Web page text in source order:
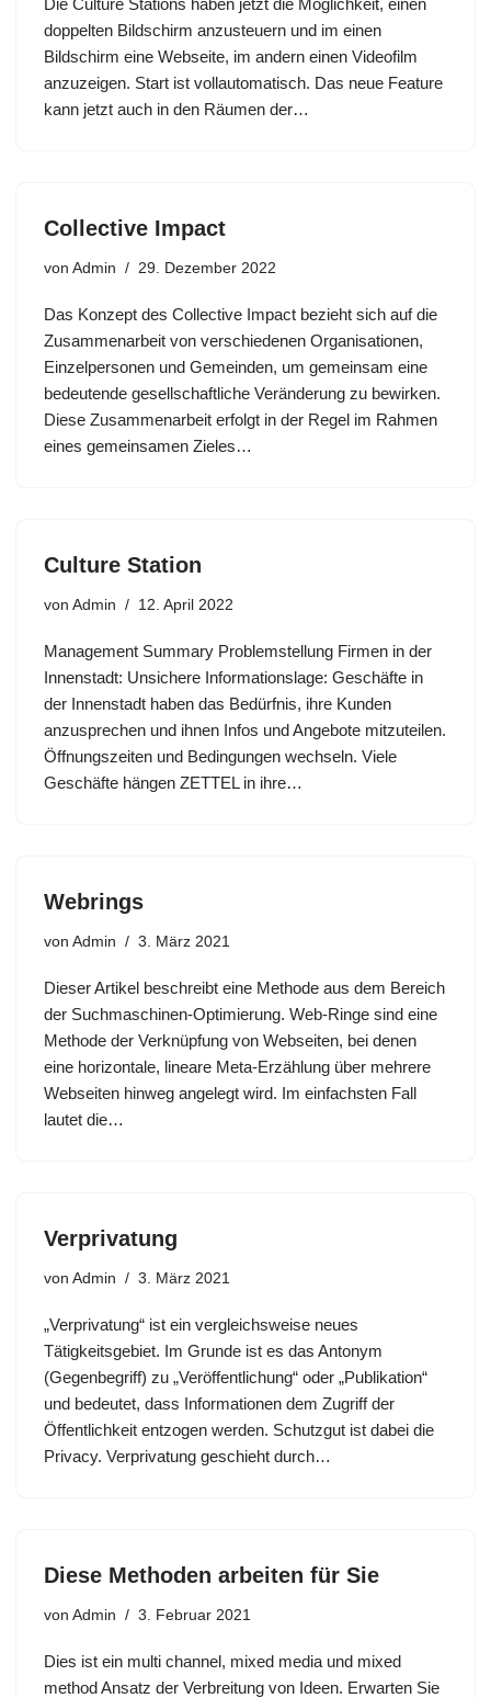
doppelten Bildschirm anzusteuern und im einen
Bildschirm eine Webseite, im andern einen Videofilm
anzuzeigen. Start ist vollautomatisch. Das neue Feature
kann jetzt auch in den Räumen der…
Collective Impact
von Admin 29. Dezember 2022
Das Konzept des Collective Impact bezieht sich auf die
Zusammenarbeit von verschiedenen Organisationen,
Einzelpersonen und Gemeinden, um gemeinsam eine
bedeutende gesellschaftliche Veränderung zu bewirken.
Diese Zusammenarbeit erfolgt in der Regel im Rahmen
eines gemeinsamen Zieles…
Culture Station
von Admin 12. April 2022
Management Summary Problemstellung Firmen in der
Innenstadt: Unsichere Informationslage: Geschäfte in
der Innenstadt haben das Bedürfnis, ihre Kunden
anzusprechen und ihnen Infos und Angebote mitzuteilen.
Öffnungszeiten und Bedingungen wechseln. Viele
Geschäfte hängen ZETTEL in ihre…
Webrings
von Admin 3. März 2021
Dieser Artikel beschreibt eine Methode aus dem Bereich
der Suchmaschinen-Optimierung. Web-Ringe sind eine
Methode der Verknüpfung von Webseiten, bei denen
eine horizontale, lineare Meta-Erzählung über mehrere
Webseiten hinweg angelegt wird. Im einfachsten Fall
lautet die…
Verprivatung
von Admin 3. März 2021
„Verprivatung“ ist ein vergleichsweise neues
Tätigkeitsgebiet. Im Grunde ist es das Antonym
(Gegenbegriff) zu „Veröffentlichung“ oder „Publikation“
und bedeutet, dass Informationen dem Zugriff der
Öffentlichkeit entzogen werden. Schutzgut ist dabei die
Privacy. Verprivatung geschieht durch…
Diese Methoden arbeiten für Sie
von Admin 3. Februar 2021
Dies ist ein multi channel, mixed media und mixed
method Ansatz der Verbreitung von Ideen. Erwarten Sie